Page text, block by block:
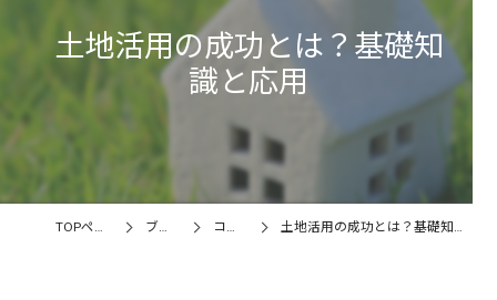
土地活用の成功とは？基礎知
識と応用
TOPページ ブログ コラム 土地活用の成功とは？基礎知識と応用